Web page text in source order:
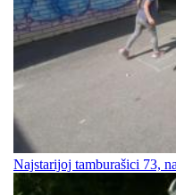
Najstarijoj tamburašici 73,